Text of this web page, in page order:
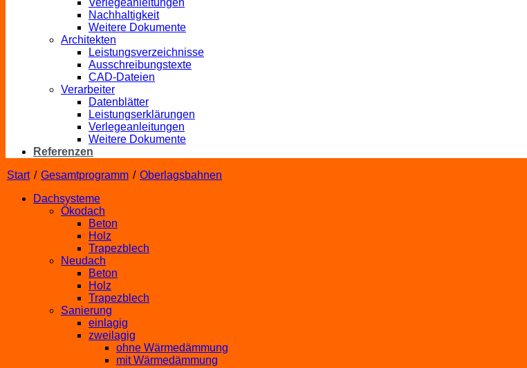
Verlegeanleitungen
Nachhaltigkeit
Weitere Dokumente
Architekten
Leistungsverzeichnisse
Ausschreibungstexte
CAD-Dateien
Verarbeiter
Datenblätter
Leistungserklärungen
Verlegeanleitungen
Weitere Dokumente
Referenzen
Start / Gesamtprogramm / Oberlagsbahnen
Dachsysteme
Ökodach
Beton
Holz
Trapezblech
Neudach
Beton
Holz
Trapezblech
Sanierung
einlagig
zweilagig
ohne Wärmedämmung
mit Wärmedämmung